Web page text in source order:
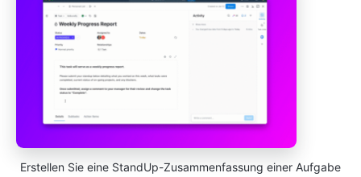
Erstellen Sie eine StandUp-Zusammenfassung einer Aufgabe